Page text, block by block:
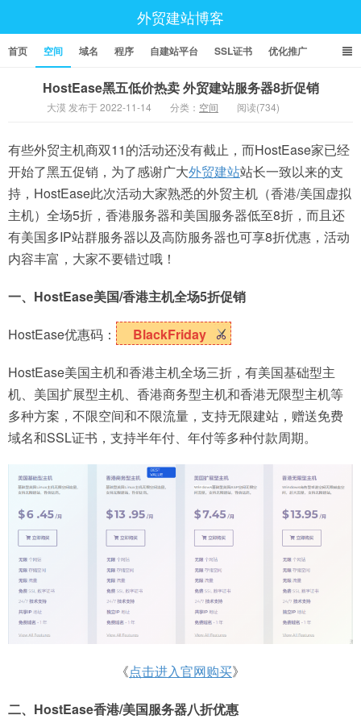
外贸建站博客
首页 空间 域名 程序 自建站平台 SSL证书 优化推广
HostEase黑五低价热卖 外贸建站服务器8折促销
大漠 发布于 2022-11-14 分类： 空间 阅读(734)
有些外贸主机商双11的活动还没有截止，而HostEase家已经
开始了黑五促销，为了感谢广大外贸建站站长一致以来的支
持，HostEase此次活动大家熟悉的外贸主机（香港/美国虚拟
主机）全场5折，香港服务器和美国服务器低至8折，而且还
有美国多IP站群服务器以及高防服务器也可享8折优惠，活动
内容丰富，大家不要错过哦！
一、HostEase美国/香港主机全场5折促销
HostEase优惠码： BlackFriday
HostEase美国主机和香港主机全场三折，有美国基础型主
机、美国扩展型主机、香港商务型主机和香港无限型主机等
多种方案，不限空间和不限流量，支持无限建站，赠送免费
域名和SSL证书，支持半年付、年付等多种付款周期。
《点击进入官网购买》
二、HostEase香港/美国服务器八折优惠